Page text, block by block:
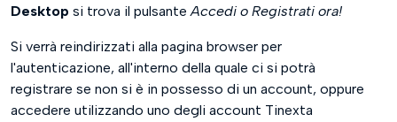
Desktop si trova il pulsanteAccedi o Registrati ora!
Si verrà reindirizzati alla pagina browser per
l'autenticazione, all'interno della quale ci si potrà
registrare se non si è in possesso di un account, oppure
accedere utilizzando uno degli account Tinexta